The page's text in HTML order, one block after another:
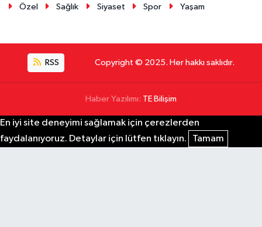
Özel
Sağlık Siyaset Spor Yaşam
RSS Copyright © 2025. Her hakkı saklıdır.
Haber Yazılımı: TE Bilişim
En iyi site deneyimi sağlamak için çerezlerden
faydalanıyoruz. Detaylar için lütfen tıklayın.
Tamam